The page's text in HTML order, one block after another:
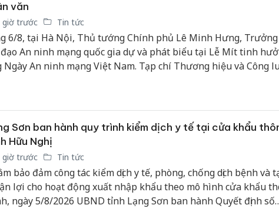
văn
giờ trước Tin tức
6/8, tại Hà Nội, Thủ tướng Chính phủ Lê Minh Hưng,
An ninh mạng quốc gia dự và phát biểu tại Lễ Mít tinh
Ngày An ninh mạng Việt Nam. Tạp chí Thương hiệu và Công
Sơn ban hành quy trình kiểm dịch y tế tại cửa khẩu
Hữu Nghị
giờ trước Tin tức
bảo đảm công tác kiểm dịch y tế, phòng, chống dịch bệnh và
lợi cho hoạt động xuất nhập khẩu theo mô hình cửa khẩu
ngày 5/8/2026 UBND tỉnh Lạng Sơn ban hành Quyết định số
Thanh Hóa:
hại trong
bán bình
Moyuum
chủ mưu
bán hàng
Quốc ra đầu